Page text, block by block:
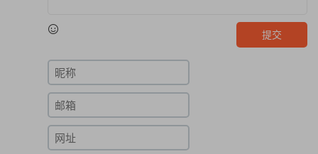
提交